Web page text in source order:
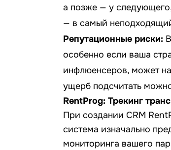
а позже — у
— в самый
Репутационные риски:
особенно если ваша
инфлюенсеров, может
ущерб подсчитать
RentProg: Трекинг
При создании CRM
система изначально
мониторинга вашего